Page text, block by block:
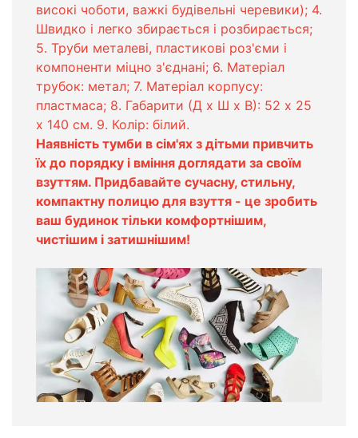
високі чоботи, важкі будівельні черевики); 4.
Швидко і легко збирається і розбирається;
5. Труби металеві, пластикові роз'єми і
компоненти міцно з'єднані; 6. Матеріал
трубок: метал; 7. Матеріал корпусу:
пластмаса; 8. Габарити (Д х Ш х В): 52 х 25
х 140 см. 9. Колір: білий.
Наявність тумби в сім'ях з дітьми привчить
їх до порядку і вміння доглядати за своїм
взуттям. Придбавайте сучасну, стильну,
компактну полицю для взуття - це зробить
ваш будинок тільки комфортнішим,
чистішим і затишнішим!